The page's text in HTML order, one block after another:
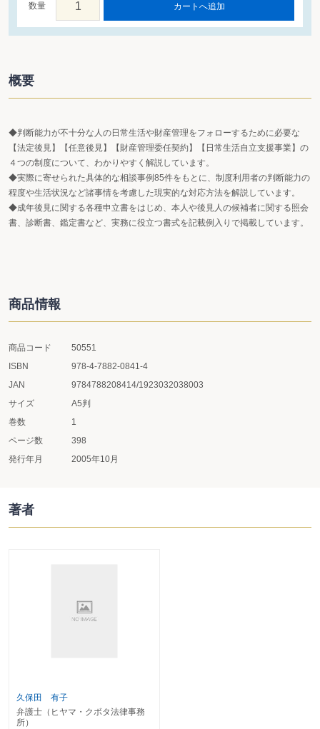
数量 カートへ追加
概要
◆判断能力が不十分な人の日常生活や財産管理をフォローするために必要な
【法定後見】【任意後見】【財産管理委任契約】【日常生活自立支援事業】の
４つの制度について、わかりやすく解説しています。
◆実際に寄せられた具体的な相談事例85件をもとに、制度利用者の判断能力の
程度や生活状況など諸事情を考慮した現実的な対応方法を解説しています。
◆成年後見に関する各種申立書をはじめ、本人や後見人の候補者に関する照会
書、診断書、鑑定書など、実務に役立つ書式を記載例入りで掲載しています。
商品情報
商品コード
50551
ISBN
978-4-7882-0841-4
JAN
9784788208414/1923032038003
サイズ
A5判
巻数
1
ページ数
398
発行年月
2005年10月
著者
久保田 有子
弁護士（ヒヤマ・クボタ法律事務
所）